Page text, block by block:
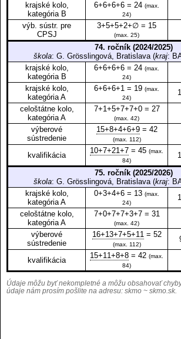
krajské kolo,
kategória B
6+6+6+6 = 24 (max.
24)
výb. sústr. pre
CPSJ
3+5+5+2+∅ = 15
(max. 25)
74. ročník (2024/2025)
škola: G. Grösslingová, Bratislava (kraj:
krajské kolo,
kategória B
6+6+6+6 = 24 (max.
24)
krajské kolo,
kategória A
6+6+6+1 = 19 (max.
24)
celoštátne kolo,
kategória A
7+1+5+7+7+0 = 27
(max. 42)
výberové
sústredenie
15+8+4+6+9= 42
(max. 112)
kvalifikácia
10+7+21+7 = 45 (max.
84)
75. ročník (2025/2026)
škola: G. Grösslingová, Bratislava (kraj:
krajské kolo,
kategória A
0+3+4+6 = 13 (max.
24)
celoštátne kolo,
kategória A
7+0+7+7+3+7 = 31
(max. 42)
výberové
sústredenie
16+13+7+5+11= 52
(max. 112)
kvalifikácia
15+11+8+8 = 42 (max.
84)
Údaje môžu byť nekompletné a môžu obsahovať
údaje nám prosím pošlite na adresu: skmo ~ skmo.sk